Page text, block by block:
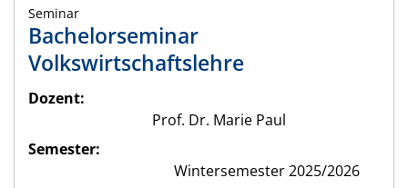
Seminar
Bachelorseminar
Volkswirtschaftslehre
Dozent:
Prof. Dr. Marie Paul
Semester:
Wintersemester 2025/2026